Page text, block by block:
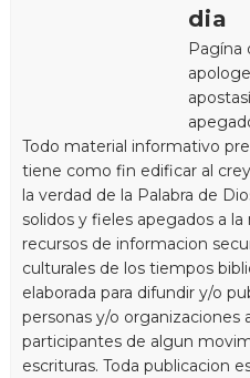
dia
Pagína
Todo material informativo
tiene como fin edificar al
la verdad de la Palabra de
solidos y fieles apegados a
recursos de informacion
culturales de los tiempos
elaborada para difundir y/o
personas y/o organizaciones
participantes de algun
escrituras. Toda publicacion